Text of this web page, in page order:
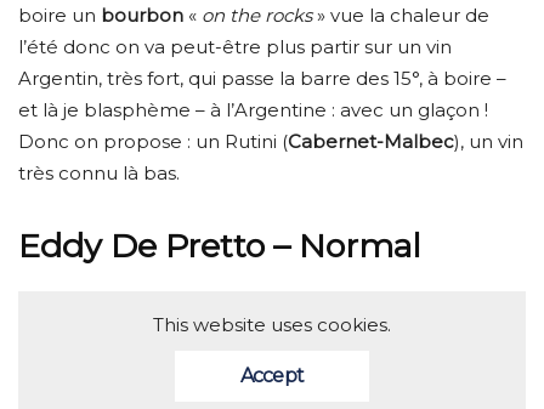
boire un bourbon « on the rocks» vue la chaleur de
l’été donc on va peut-être plus partir sur un vin
Argentin, très fort, qui passe la barre des 15°, à boire –
et là je blasphème – à l’Argentine : avec un glaçon !
Donc on propose : un Rutini (Cabernet-Malbec), un vin
très connu là bas.
Eddy De Pretto – Normal
This website uses cookies.
Accept